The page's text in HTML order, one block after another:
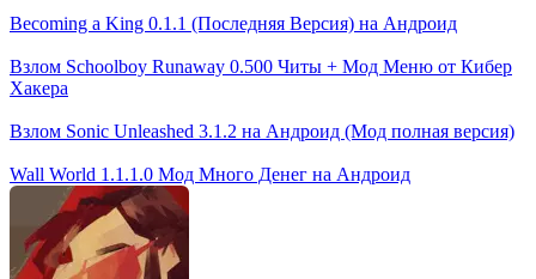
Becoming a King 0.1.1 (Последняя Версия) на Андроид
Взлом Schoolboy Runaway 0.500 Читы + Мод Меню от Кибер
Хакера
Взлом Sonic Unleashed 3.1.2 на Андроид (Мод полная версия)
Wall World 1.1.1.0 Мод Много Денег на Андроид